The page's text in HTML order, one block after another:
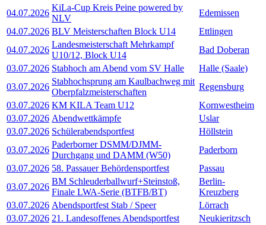
04.07.2026
KiLa-Cup Kreis Peine powered by
NLV
Edemissen
04.07.2026 BLV Meisterschaften Block U14
Ettlingen
04.07.2026
Landesmeisterschaft Mehrkampf
U10/12, Block U14
Bad Doberan
03.07.2026 Stabhoch am Abend vom SV Halle
Halle (Saale)
03.07.2026
Stabhochsprung am Kaulbachweg mit
Oberpfalzmeisterschaften
Regensburg
03.07.2026 KM KILA Team U12
Kornwestheim
03.07.2026 Abendwettkämpfe
Uslar
03.07.2026 Schülerabendsportfest
Höllstein
03.07.2026
Paderborner DSMM/DJMM-
Durchgang und DAMM (W50)
Paderborn
03.07.2026 58. Passauer Behördensportfest
Passau
03.07.2026
BM Schleuderballwurf+Steinstoß,
Finale LWA-Serie (BTFB/BT)
Berlin-
Kreuzberg
03.07.2026 Abendsportfest Stab / Speer
Lörrach
03.07.2026 21. Landesoffenes Abendsportfest
Neukieritzsch